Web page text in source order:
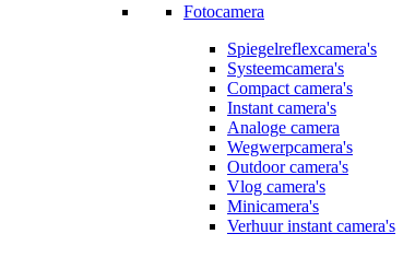
Fotocamera
Spiegelreflexcamera's
Systeemcamera's
Compact camera's
Instant camera's
Analoge camera
Wegwerpcamera's
Outdoor camera's
Vlog camera's
Minicamera's
Verhuur instant camera's